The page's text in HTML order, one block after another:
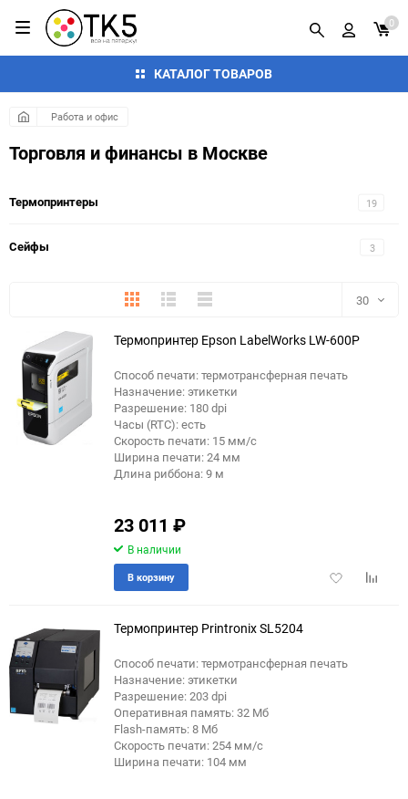
КАТАЛОГ ТОВАРОВ
0
Работа и офис
Торговля и финансы в Москве
19
Термопринтеры
3
Сейфы
ПлиткаПодробноКомпактно 30
30
Термопринтер Epson LabelWorks LW-600P
Способ печати: термотрансферная печать
Назначение: этикетки
Разрешение: 180 dpi
Часы (RTC): есть
Скорость печати: 15 мм/с
Ширина печати: 24 мм
Длина риббона: 9 м
23 011 ₽
В наличии
Добавить
В корзину
Термопринтер Printronix SL5204
Способ печати: термотрансферная печать
Назначение: этикетки
Разрешение: 203 dpi
Оперативная память: 32 Мб
Flash-память: 8 Мб
Скорость печати: 254 мм/с
Ширина печати: 104 мм